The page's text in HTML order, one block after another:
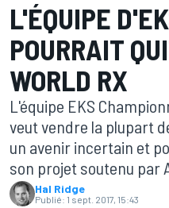
L'ÉQUIPE
POURRAIT
WORLD RX
L'équipe EKS
veut vendre la plupart
un avenir incertain et
son projet soutenu par
Hal Ridge
Publié: 1 sept. 2017, 15:43